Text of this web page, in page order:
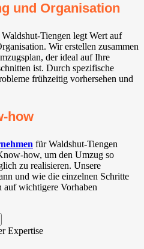
und Organisation
Tiengen legt Wert auf
Wir erstellen zusammen
der ideal auf Ihre
ist. Durch spezifische
frühzeitig vorhersehen und
how
für Waldshut-Tiengen
how, um den Umzug so
zu realisieren. Unsere
und wie die einzelnen Schritte
auf wichtigere Vorhaben